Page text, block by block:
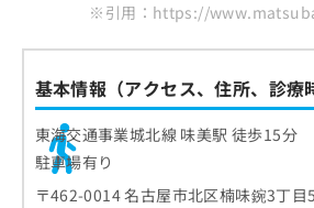
※引用：https://
基本情報（アクセス、住所、診療
東海交通事業城北線 味美駅 徒歩15分
駐車場有り
〒462-0014 名古屋市北区楠味鋺3丁目